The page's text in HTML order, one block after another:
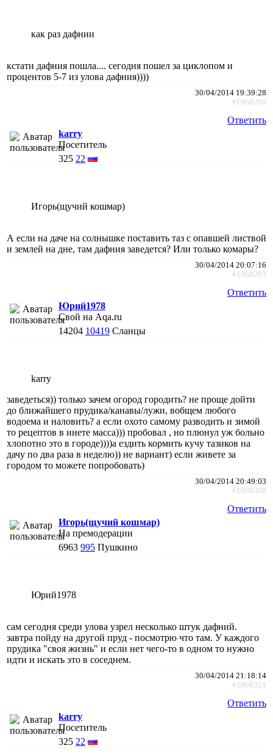
как раз дафнии
кстати дафния пошла.... сегодня пошел за циклопом и
процентов 5-7 из улова дафния))))
30/04/2014 19:39:28
#1968280
Ответить
karry
Посетитель
325 22
Игорь(щучий кошмар)
А если на даче на солнышке поставить таз с опавшей листвой
и землей на дне, там дафния заведется? Или только комары?
30/04/2014 20:07:16
#1968293
Ответить
Юрий1978
Свой на Aqa.ru
14204 10419 Сланцы
karry
заведеться)) только зачем огород городить? не проще дойти
до ближайшего прудика/канавы/лужи, вобщем любого
водоема и наловить? а если охото самому разводить и зимой
то рецептов в инете масса))) пробовал , но плюнул уж больно
хлопотно это в городе))))а ездить кормить кучу тазиков на
дачу по два раза в неделю)) не вариант) если живете за
городом то можете попробовать)
30/04/2014 20:49:03
#1968308
Ответить
Игорь(щучий кошмар)
На премодерации
6963 995 Пушкино
Юрий1978
сам сегодня среди улова узрел несколько штук дафний.
завтра пойду на другой пруд - посмотрю что там. У каждого
прудика "своя жизнь" и если нет чего-то в одном то нужно
идти и искать это в соседнем.
30/04/2014 21:18:14
#1968321
Ответить
karry
Посетитель
325 22